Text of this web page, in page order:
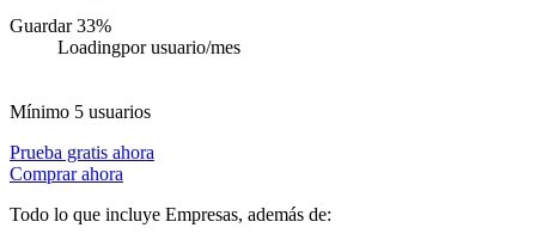
Guardar 33%
Loadingpor usuario/mes
Mínimo 5 usuarios
Prueba gratis ahora
Comprar ahora
Todo lo que incluye Empresas, además de: